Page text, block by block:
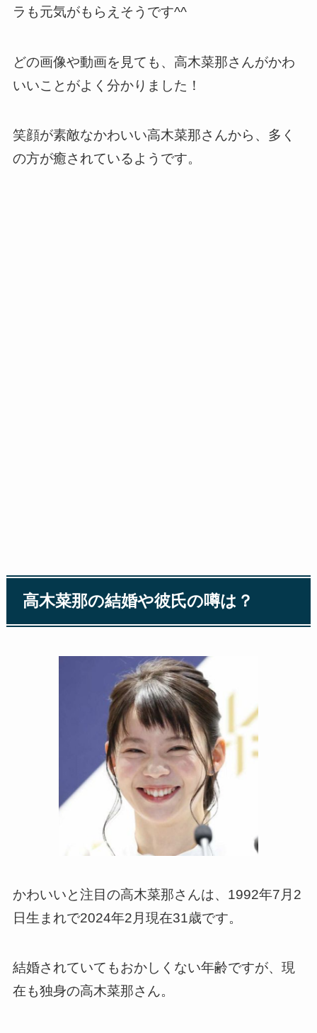
ラも元気がもらえそうです^^
どの画像や動画を見ても、高木菜那さんがかわ
いいことがよく分かりました！
笑顔が素敵なかわいい高木菜那さんから、多く
の方が癒されているようです。
高木菜那の結婚や彼氏の噂は？
かわいいと注目の高木菜那さんは、1992年7月2
日生まれで2024年2月現在31歳です。
結婚されていてもおかしくない年齢ですが、現
在も独身の高木菜那さん。